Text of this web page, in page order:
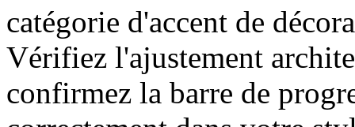
catégorie d'accent de
Vérifiez l'ajustement
confirmez la barre de